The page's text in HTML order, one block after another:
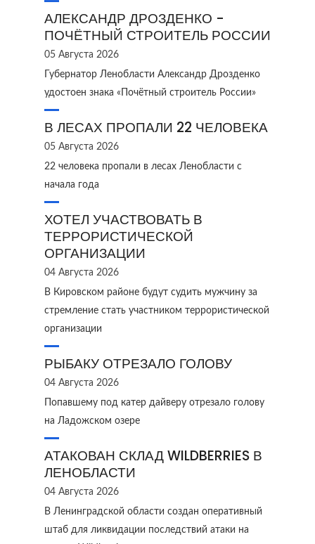
АЛЕКСАНДР ДРОЗДЕНКО -
ПОЧЁТНЫЙ СТРОИТЕЛЬ РОССИИ
05 Августа 2026
Губернатор Ленобласти Александр Дрозденко
удостоен знака «Почётный строитель России»
В ЛЕСАХ ПРОПАЛИ 22 ЧЕЛОВЕКА
05 Августа 2026
22 человека пропали в лесах Ленобласти с
начала года
ХОТЕЛ УЧАСТВОВАТЬ В
ТЕРРОРИСТИЧЕСКОЙ
ОРГАНИЗАЦИИ
04 Августа 2026
В Кировском районе будут судить мужчину за
стремление стать участником террористической
организации
РЫБАКУ ОТРЕЗАЛО ГОЛОВУ
04 Августа 2026
Попавшему под катер дайверу отрезало голову
на Ладожском озере
АТАКОВАН СКЛАД WILDBERRIES В
ЛЕНОБЛАСТИ
04 Августа 2026
В Ленинградской области создан оперативный
штаб для ликвидации последствий атаки на